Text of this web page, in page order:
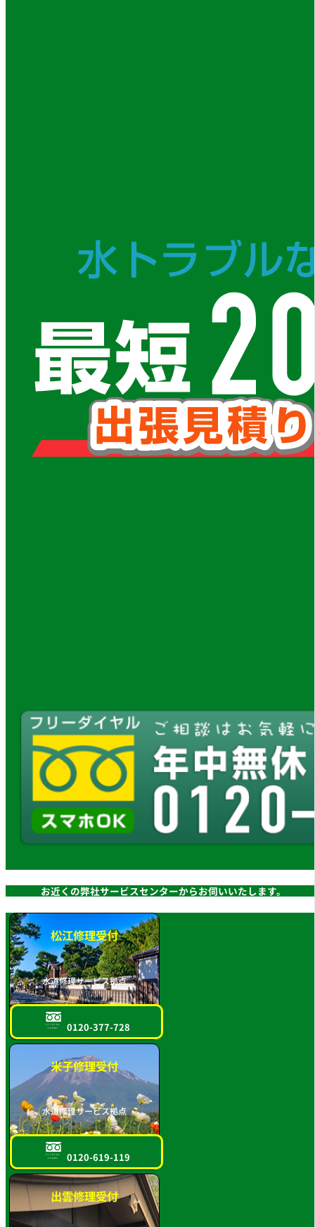
お近くの弊社サービスセンターからお伺いいたします。
松江修理受付
水道修理サービス拠点
フリーダイヤル
スマホOK!! 0120-377-728
米子修理受付
水道修理サービス拠点
フリーダイヤル
スマホOK!! 0120-619-119
出雲修理受付